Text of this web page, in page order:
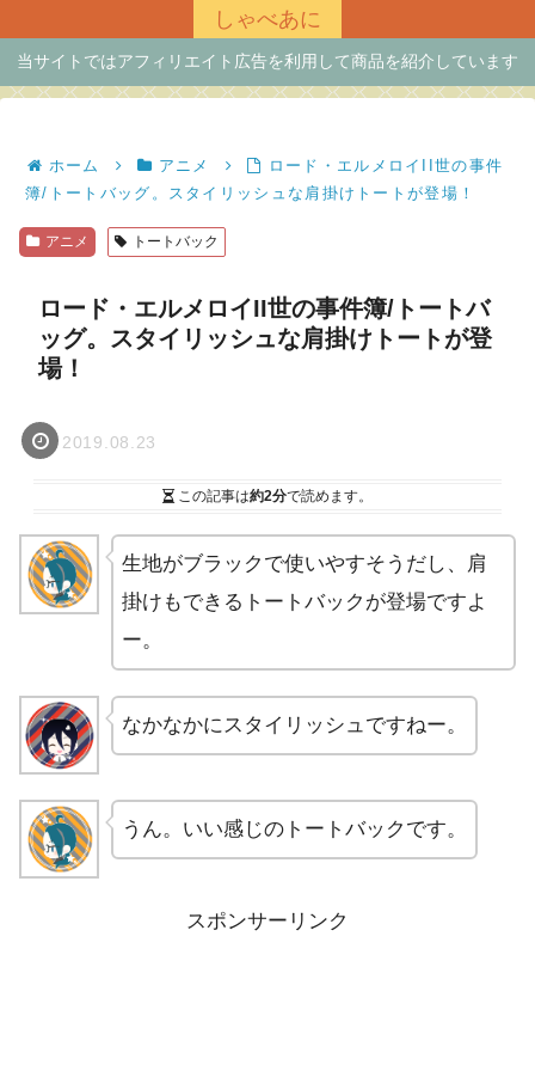
しゃべあに
当サイトではアフィリエイト広告を利用して商品を紹介しています
ホーム アニメ
ロード・エルメロイII世の事件
簿/トートバッグ。スタイリッシュな肩掛けトートが登場！
アニメ トートバック
ロード・エルメロイII世の事件簿/トートバ
ッグ。スタイリッシュな肩掛けトートが登
場！
2019.08.23
この記事は約2分で読めます。
生地がブラックで使いやすそうだし、肩
掛けもできるトートバックが登場ですよ
ー。
なかなかにスタイリッシュですねー。
うん。いい感じのトートバックです。
スポンサーリンク